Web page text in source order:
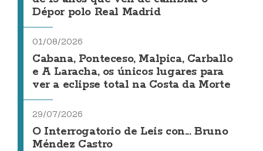
Dépor polo Real Madrid
01/08/2026
Cabana, Ponteceso, Malpica, Carballo
e A Laracha, os únicos lugares para
ver a eclipse total na Costa da Morte
29/07/2026
O Interrogatorio de Leis con... Bruno
Méndez Castro